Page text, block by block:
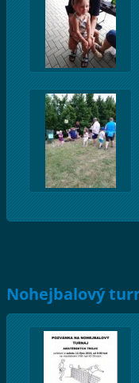
Nohejbalový